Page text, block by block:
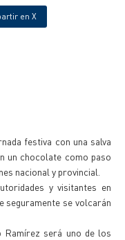
en X
festiva con una salva
un chocolate como paso
nacional y provincial.
y visitantes en
seguramente se volcarán
será uno de los